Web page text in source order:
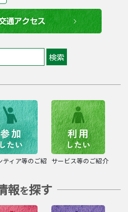
ティア等のご紹 サービス等のご紹介
報を探す